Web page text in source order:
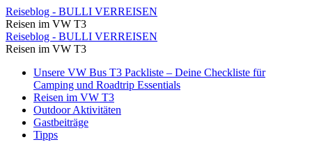
Moustiers
Sainte
Marie
Reiseblog
BULLI
Reiseblog - BULLI VERREISEN
Reisen im VW T3
Moustiers
Sainte
Marie
Reiseblog
Reiseblog - BULLI VERREISEN
Reisen im VW T3
Skip
content
Unsere VW Bus T3 Packliste – Deine Checkliste für
Camping und Roadtrip Essentials
Reisen im VW T3
Outdoor Aktivitäten
Gastbeiträge
Tipps